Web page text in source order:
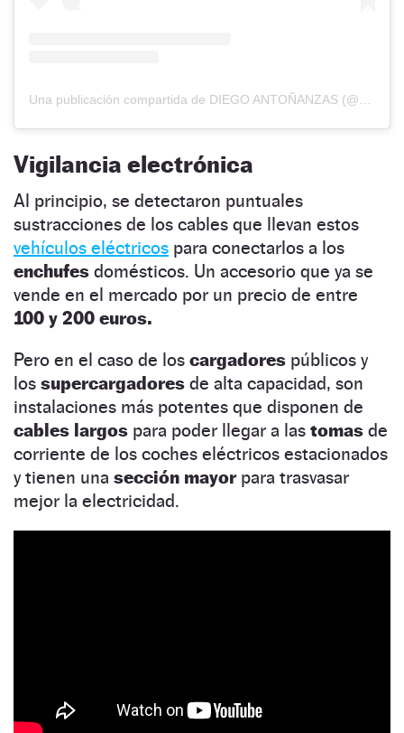
Una publicación compartida de DIEGO ANTOÑANZAS (@diegoantonanzas)
Vigilancia electrónica
Al principio, se detectaron puntuales
sustracciones de los cables que llevan estos
vehículos eléctricos para conectarlos a los
enchufes domésticos. Un accesorio que ya se
vende en el mercado por un precio de entre
100 y 200 euros.
Pero en el caso de los cargadores públicos y
los supercargadores de alta capacidad, son
instalaciones más potentes que disponen de
cables largos para poder llegar a las tomas de
corriente de los coches eléctricos estacionados
y tienen una sección mayor para trasvasar
mejor la electricidad.